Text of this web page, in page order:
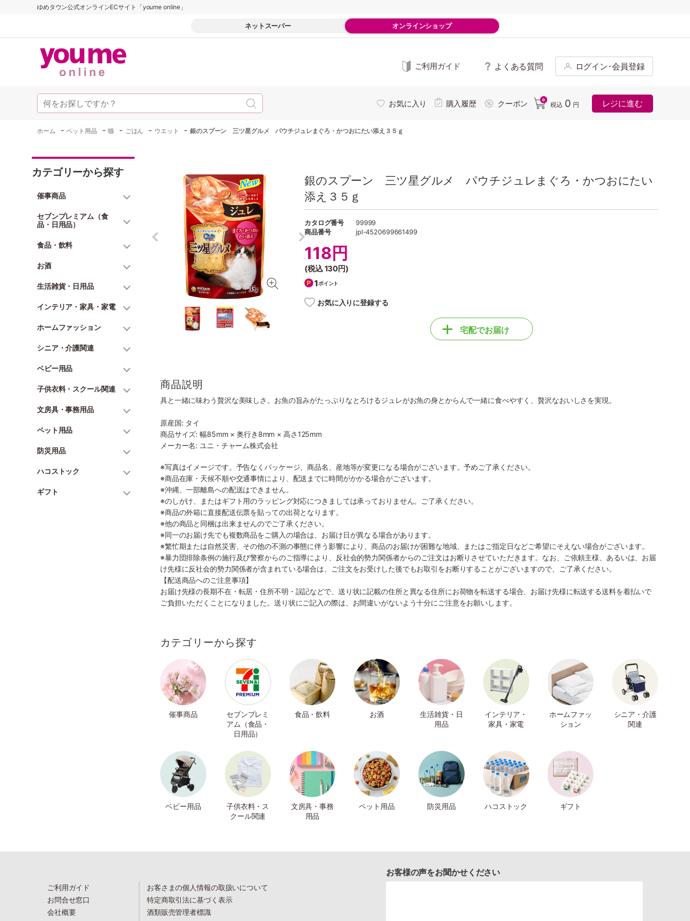
ゆめタウン公式オンラインECサイト「youme online」
ネットスーパー オンラインショップ
ご利用ガイド よくある質問 ログイン･会員登録
お気に入り 購入履歴 クーポン 0
税込 0 円 レジに進む
ホーム -ペット用品 -猫 - ごはん - ウエット -銀のスプーン 三ツ星グルメ パウチジュレまぐろ・かつおにたい添え３５ｇ
カテゴリーから探す
催事商品
セブンプレミアム（食
品・日用品）
食品・飲料
お酒
生活雑貨・日用品
インテリア・家具・家電
ホームファッション
シニア・介護関連
ベビー用品
子供衣料・スクール関連
文房具・事務用品
ペット用品
防災用品
ハコストック
ギフト
銀のスプーン 三ツ星グルメ パウチジュレまぐろ・かつおにたい
添え３５ｇ
カタログ番号
99999
商品番号
jpl-4520699661499
118円
(税込130円)
1ポイント
お気に入りに登録する
宅配でお届け
商品説明
具と一緒に味わう贅沢な美味しさ。お魚の旨みがたっぷりなとろけるジュレがお魚の身とからんで一緒に食べやすく、贅沢なおいしさを実現。
原産国: タイ
商品サイズ: 幅85mm × 奥行き8mm × 高さ125mm
メーカー名: ユニ・チャーム株式会社
※写真はイメージです。予告なくパッケージ、商品名、産地等が変更になる場合がございます。予めご了承ください。
※商品在庫・天候不順や交通事情により、配送までに時間がかかる場合がございます。
※沖縄、一部離島への配送はできません。
※のしがけ、またはギフト用のラッピング対応につきましては承っておりません。ご了承ください。
※商品の外箱に直接配送伝票を貼っての出荷となります。
※他の商品と同梱は出来ませんのでご了承ください。
※同一のお届け先でも複数商品をご購入の場合は、お届け日が異なる場合があります。
※繁忙期または自然災害、その他の不測の事態に伴う影響により、商品のお届けが困難な地域、またはご指定日などご希望にそえない場合がございます。
※暴力団排除条例の施行及び警察からのご指導により、反社会的勢力関係者からのご注文はお断りさせていただきます。なお、ご依頼主様、あるいは、お届
け先様に反社会的勢力関係者が含まれている場合は、ご注文をお受けした後でもお取引をお断りすることがございますので、ご了承ください。
【配送商品へのご注意事項】
お届け先様の長期不在・転居・住所不明・誤記などで、送り状に記載の住所と異なる住所にお荷物を転送する場合、お届け先様に転送する送料を着払いで
ご負担いただくことになりました。送り状にご記入の際は、お間違いがないよう十分にご注意をお願いします。
カテゴリーから探す
催事商品
セブンプレミ
アム（食品・
日用品）
食品・飲料 お酒
生活雑貨・日
用品
インテリア・
家具・家電
ホームファッ
ション
シニア・介護
関連
ベビー用品
子供衣料・ス
クール関連
文房具・事務
用品
ペット用品 防災用品 ハコストック ギフト
ご利用ガイド
お問合せ窓口
会社概要
お客さまの個人情報の取扱いについて
特定商取引法に基づく表示
酒類販売管理者標識
お客様の声をお聞かせください